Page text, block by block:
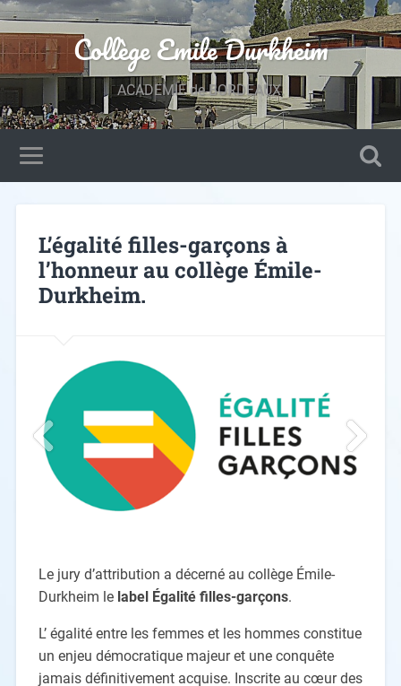
Collège Emile Durkheim
ACADEMIE de BORDEAUX.
L’égalité filles-garçons à
l’honneur au collège Émile-
Durkheim.
Le jury d’attribution a décerné au collège Émile-
Durkheim le label Égalité filles-garçons.
L’ égalité entre les femmes et les hommes constitue
un enjeu démocratique majeur et une conquête
jamais définitivement acquise. Inscrite au cœur des